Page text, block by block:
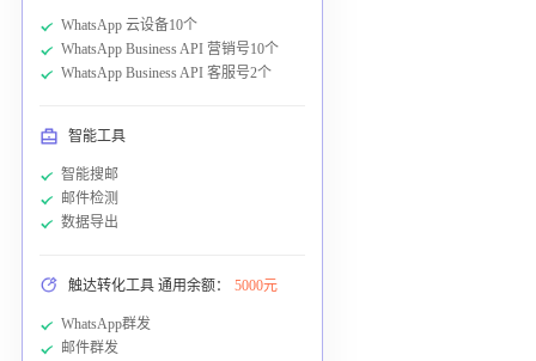
WhatsApp 云设备10个
WhatsApp Business API 营销号10个
WhatsApp Business API 客服号2个
智能工具
智能搜邮
邮件检测
数据导出
触达转化工具 通用余额： 5000元
WhatsApp群发
邮件群发